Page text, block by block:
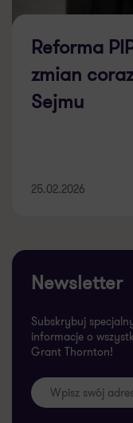
Reforma
zmian
Sejmu
25.02.2026
Newsletter
Subskrybuj
informacje o
Grant Thornton!